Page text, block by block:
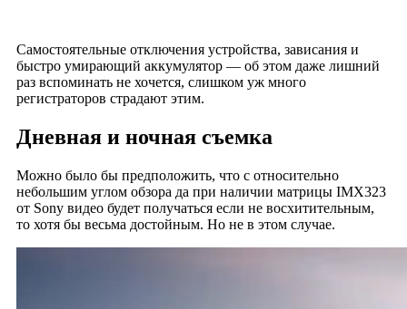
Самостоятельные отключения устройства, зависания и
быстро умирающий аккумулятор — об этом даже лишний
раз вспоминать не хочется, слишком уж много
регистраторов страдают этим.
Дневная и ночная съемка
Можно было бы предположить, что с относительно
небольшим углом обзора да при наличии матрицы IMX323
от Sony видео будет получаться если не восхитительным,
то хотя бы весьма достойным. Но не в этом случае.